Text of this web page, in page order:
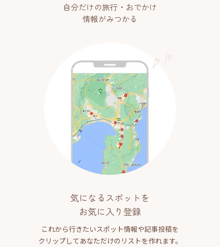
自分だけの旅行・おでかけ
情報がみつかる
気になるスポットを
お気に入り登録
これから行きたいスポット情報や記事投稿を
クリップしてあなただけのリストを作れます。